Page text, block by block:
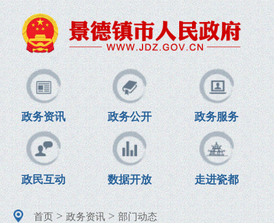
政务资讯 政务公开 政务服务
政民互动 数据开放 走进瓷都
首页>政务资讯>部门动态